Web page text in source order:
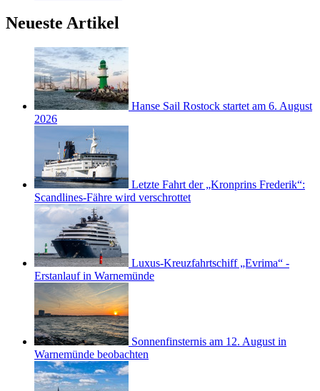
Neueste Artikel
Hanse Sail Rostock startet am 6. August
2026
Letzte Fahrt der „Kronprins Frederik“:
Scandlines-Fähre wird verschrottet
Luxus-Kreuzfahrtschiff „Evrima“ -
Erstanlauf in Warnemünde
Sonnenfinsternis am 12. August in
Warnemünde beobachten